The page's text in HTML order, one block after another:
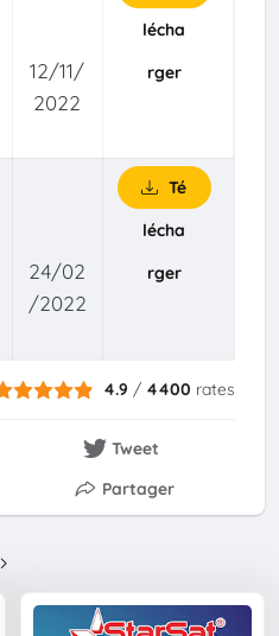
12/11/
2022
lécha
rger
24/02
/2022
Té
lécha
rger
4.9 / 4400 rates
Tweet
Partager